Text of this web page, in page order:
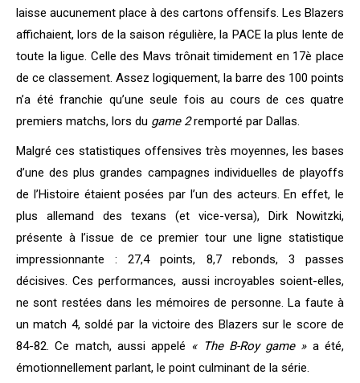
laisse aucunement place à des cartons offensifs. Les Blazers
affichaient, lors de la saison régulière, la PACE la plus lente de
toute la ligue. Celle des Mavs trônait timidement en 17è place
de ce classement. Assez logiquement, la barre des 100 points
n’a été franchie qu’une seule fois au cours de ces quatre
premiers matchs, lors du game 2remporté par Dallas.
Malgré ces statistiques offensives très moyennes, les bases
d’une des plus grandes campagnes individuelles de playoffs
de l’Histoire étaient posées par l’un des acteurs. En effet, le
plus allemand des texans (et vice-versa), Dirk Nowitzki,
présente à l’issue de ce premier tour une ligne statistique
impressionnante : 27,4 points, 8,7 rebonds, 3 passes
décisives. Ces performances, aussi incroyables soient-elles,
ne sont restées dans les mémoires de personne. La faute à
un match 4, soldé par la victoire des Blazers sur le score de
84-82. Ce match, aussi appelé « The B-Roy game »a été,
émotionnellement parlant, le point culminant de la série.